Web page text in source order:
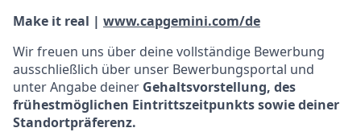
Make it real | www.capgemini.com/de
Wir freuen uns über deine vollstän­dige Be­wer­bung
ausschließlich über unser Bewerbungsportal und
unter Angabe deiner Ge­halts­vor­stel­lung, des
frühest­mög­lichen Ein­tritts­zeit­punkts sowie deiner
Standortpräferenz.